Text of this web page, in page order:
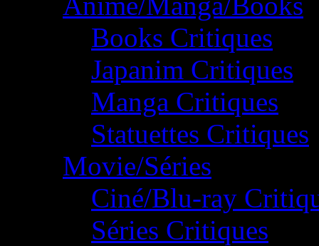
Books Critiques
Japanim Critiques
Manga Critiques
Statuettes Critiques
Movie/Séries
Ciné/Blu-ray
Séries Critiques